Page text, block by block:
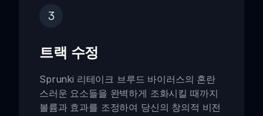
3
트랙 수정
Sprunki 리테이크 브루드 바이러스의 혼란
스러운 요소들을 완벽하게 조화시킬 때까지
볼륨과 효과를 조정하여 당신의 창의적 비전